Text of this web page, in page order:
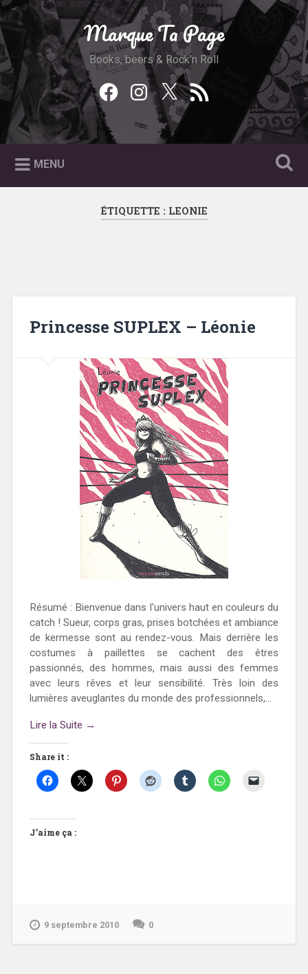
Accéder
au
contenu
principal
Recherche Marque Ta Page
Books, beers & Rock'n Roll
Facebook
Instagram
Twitter
Feed
RSS
MENU
ÉTIQUETTE : LEONIE
Princesse SUPLEX – Léonie
Résumé : Bienvenue dans l'univers haut en couleurs du
catch ! Sueur, corps gras, prises botchées et ambiance
de kermesse sont au rendez-vous. Mais derrière les
costumes à paillettes se cachent des êtres
passionnés, des hommes, mais aussi des femmes
avec leurs rêves et leur sensibilité. Très loin des
lumières aveuglantes du monde des professionnels,...
Lire la Suite →
Share it :
J’aime ça :
9 septembre 2010 0